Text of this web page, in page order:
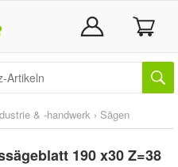
& -handwerk › Sägen
190 x30 Z=38